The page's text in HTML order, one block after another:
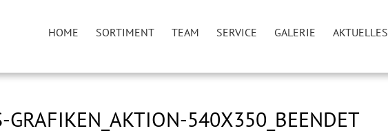
HOME SORTIMENT TEAM SERVICE GALERIE AKTUELLES
GRAFIKEN_AKTION-540X350_BEENDET